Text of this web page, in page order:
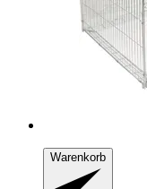
Warenkorb